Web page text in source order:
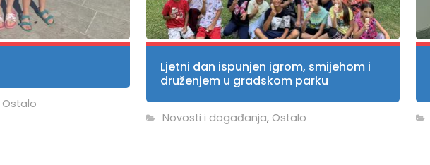
Ostalo
Ljetni dan ispunjen igrom, smijehom i
druženjem u gradskom parku
Novosti i događanja, Ostalo